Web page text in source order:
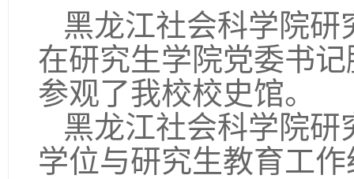
黑龙江社会科学院
在研究生学院党委书
参观了我校校史馆。
黑龙江社会科学院
学位与研究生教育工